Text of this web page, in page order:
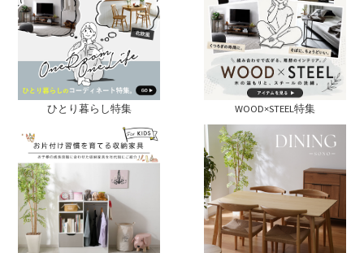
ひとり暮らし特集 WOOD×STEEL特集